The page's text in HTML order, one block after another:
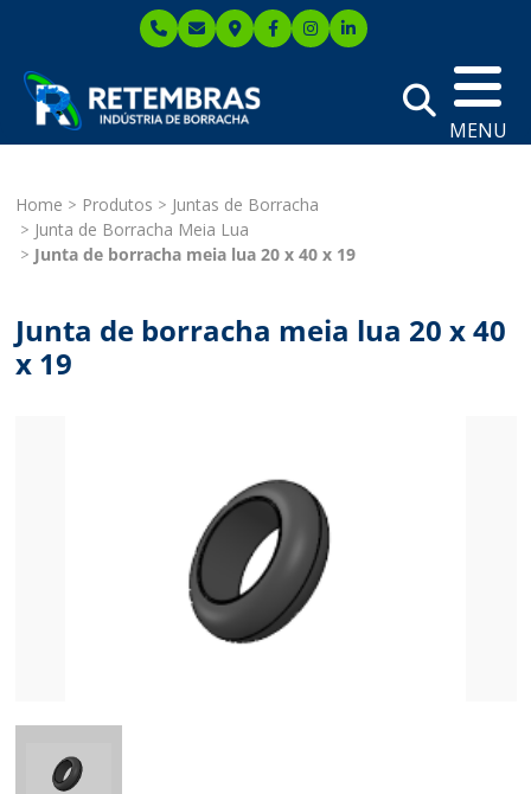
MENU
Home Produtos
Juntas de Borracha
Junta de Borracha Meia Lua
Junta de borracha meia lua 20 x 40 x 19
Junta de borracha meia lua 20 x 40
x 19